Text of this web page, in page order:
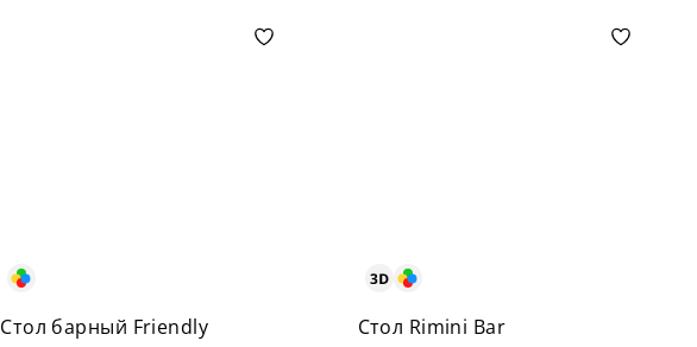
Стол барный Friendly Стол Rimini Bar